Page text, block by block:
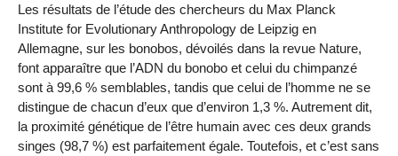
Les résultats de l’étude des chercheurs du Max Planck
Institute for Evolutionary Anthropology de Leipzig en
Allemagne, sur les bonobos, dévoilés dans la revue Nature,
font apparaître que l’ADN du bonobo et celui du chimpanzé
sont à 99,6 % semblables, tandis que celui de l’homme ne se
distingue de chacun d’eux que d’environ 1,3 %. Autrement dit,
la proximité génétique de l’être humain avec ces deux grands
singes (98,7 %) est parfaitement égale. Toutefois, et c’est sans